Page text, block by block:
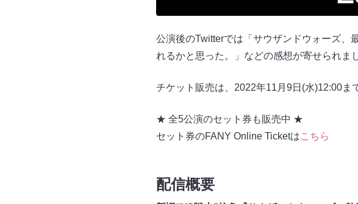
公演後のTwitterでは「サウザンドウォーズ、
れるかと思った。」などの感想が寄せられま
チケット販売は、2022年11月9日(水)12:00ま
★ 全5公演のセット券も販売中 ★
セット券のFANY Online Ticketはこちら
配信概要